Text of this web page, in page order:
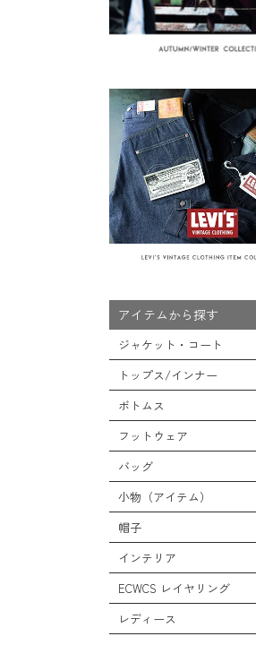
アイテムから探す
ジャケット・コート
全てのジャケット・コート
LEVEL7
フライトジャケット
M-65ジャケット
デッキジャケット
タンカースジャケット
コート
フリースジャケット
レザーアウター
ジャケットライナー
トップス/インナー
全てのトップス/インナー
Tシャツ
シャツ
スウェット/パーカー
セーター/カーディガン
ベスト
タンクトップ
ボトムス
全てのボトムス
カーゴパンツ
デニムパンツ
チノ，ワークパンツ
ファティーグパンツ
ナイロンパンツ
スウェットパンツ
ショートパンツ
アンダー（下着）
フットウェア
全てのフットウェア
ブーツ
シューズ・スニーカー
サンダル
レインシューズ・ブーツ
ソックス/靴下
バッグ
全てのバッグ
リュックサック
ショルダーバッグ
ヘルメットバッグ
メッセンジャーバッグ
トートバッグ
小物（アイテム）
全ての小物（アイテム）
グローブ（手袋）
防寒物（ネックウォーマーetc）
傘/ポンチョ
ミリタリーウォッチ
帽子
全ての帽子
キャップ
ハット
ニット帽（ビーニー）
インテリア
全てのインテリア
デスク、椅子、家具
ECWCS レイヤリング
全てのECWCS
レディース